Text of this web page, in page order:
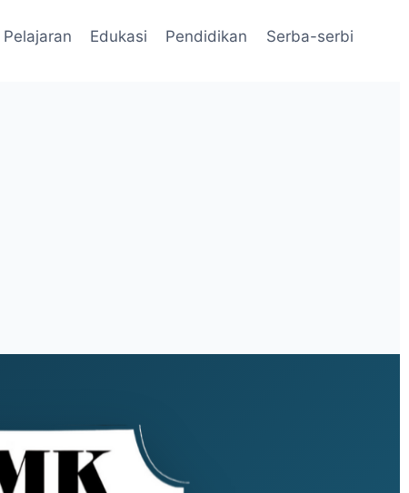
Pelajaran Edukasi Pendidikan Serba-serbi